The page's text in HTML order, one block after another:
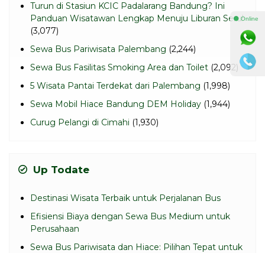
Turun di Stasiun KCIC Padalarang Bandung? Ini
Panduan Wisatawan Lengkap Menuju Liburan Seru!
(3,077)
Sewa Bus Pariwisata Palembang (2,244)
Sewa Bus Fasilitas Smoking Area dan Toilet (2,092)
5 Wisata Pantai Terdekat dari Palembang (1,998)
Sewa Mobil Hiace Bandung DEM Holiday (1,944)
Curug Pelangi di Cimahi (1,930)
Up Todate
Destinasi Wisata Terbaik untuk Perjalanan Bus
Efisiensi Biaya dengan Sewa Bus Medium untuk
Perusahaan
Sewa Bus Pariwisata dan Hiace: Pilihan Tepat untuk
⚫ Online